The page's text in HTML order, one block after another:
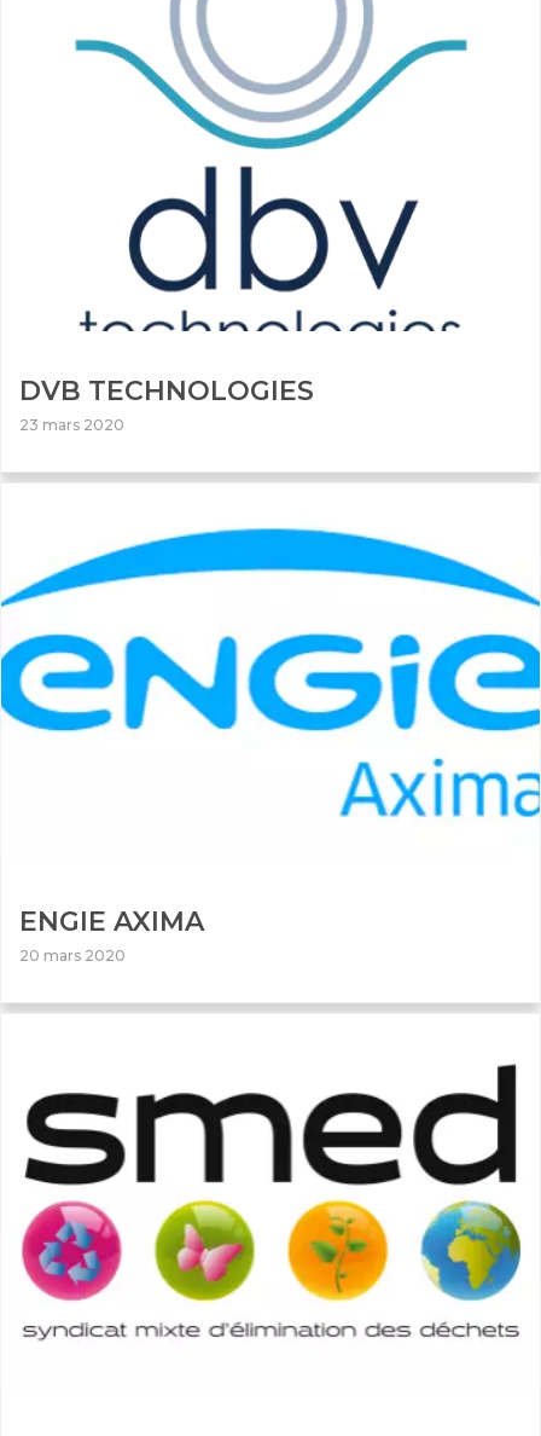
DVB TECHNOLOGIES
23 mars 2020
ENGIE AXIMA
20 mars 2020